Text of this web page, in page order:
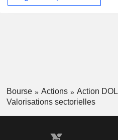
Bourse Actions Action DOL
Valorisations sectorielles